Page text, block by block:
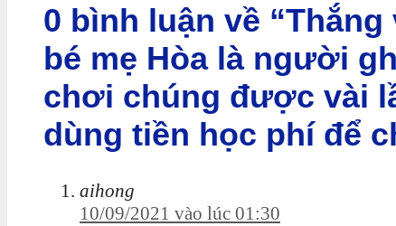
0 bình luận về
bé mẹ Hòa là người
chơi chúng được vài
dùng tiền học phí để
aihong
10/09/2021 vào lúc 01:30